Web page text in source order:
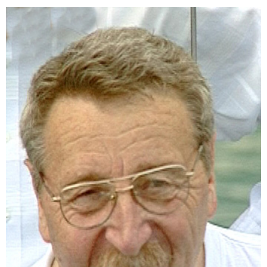
რა სასჯელი ემუქრება ნია იმნაძეს? - პროკურატურამ
მას ბრალდება წარუდგინა
09:52 / 07-08-2026
"რაკეტები ჩვენც გვჭირდება" - დონალდ ტრამპი
უკრაინისთვის Patriot-ის რაკეტების გაგზავნაზე